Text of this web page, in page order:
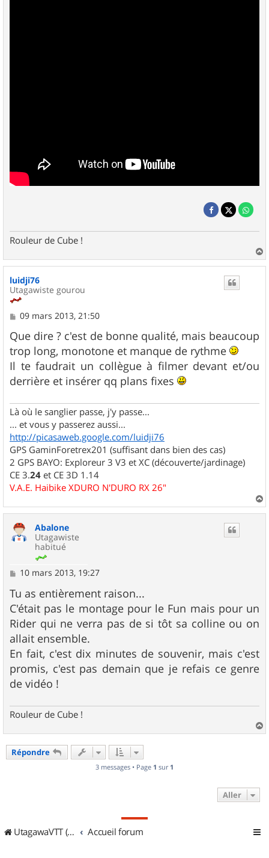
Rouleur de Cube !
a
u
luidji76
Utagawiste gourou
M
s
s
a
g
09 mars 2013, 21:50
Que dire ? c'est de bonne qualité, mais beaucoup
trop long, monotone et manque de rythme
Il te faudrait un collègue à filmer devant et/ou
derrière et insérer qq plans fixes
Là où le sanglier passe, j'y passe...
... et vous y passerez aussi...
http://picasaweb.google.com/luidji76
GPS GaminForetrex201 (suffisant dans bien des cas)
2 GPS BAYO: Exploreur 3 V3 et XC (découverte/jardinage)
CE 3.24 et CE 3D 1.14
V.A.E. Haibike XDURO N'DURO RX 26"
a
Abalone
Utagawiste
habitué
M
s
s
a
g
e
10 mars 2013, 19:27
Tu as entièrement raison...
C'était pas le montage pour le Fun mais pour un
Rider qui ne verra pas de si tôt sa colline ou on
allait ensemble.
En fait, c'est dix minutes de souvenir, mais c'est
promis, c'est pas demain que je refais ce genre
de vidéo !
Rouleur de Cube !
a
Répondre
3 messages • Page 1 sur 1
Aller
UtagawaVTT (Randos VTT et VTTAE avec traces GPS) Accueil forum